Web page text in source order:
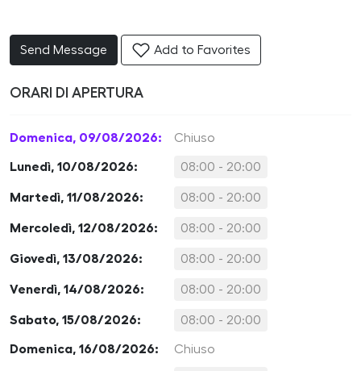
Send Message Add to Favorites
ORARI DI APERTURA
Domenica, 09/08/2026: Chiuso
Lunedì, 10/08/2026: 08:00 - 20:00
Martedì, 11/08/2026: 08:00 - 20:00
Mercoledì, 12/08/2026: 08:00 - 20:00
Giovedì, 13/08/2026: 08:00 - 20:00
Venerdì, 14/08/2026: 08:00 - 20:00
Sabato, 15/08/2026: 08:00 - 20:00
Domenica, 16/08/2026: Chiuso